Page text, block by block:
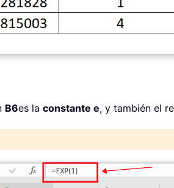
B6es la constante e, y también el